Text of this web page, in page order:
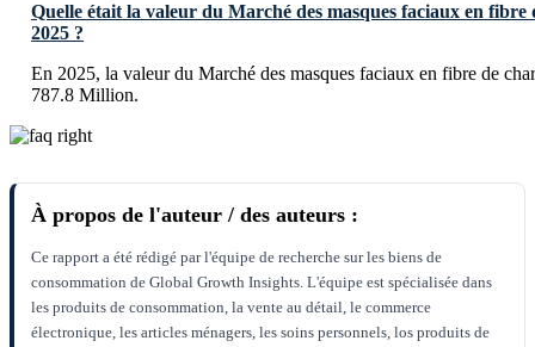
Quelle était la valeur du Marché des masques faciaux en fibre
2025 ?
En 2025, la valeur du Marché des masques faciaux en fibre de
787.8 Million.
À propos de l'auteur / des auteurs :
Ce rapport a été rédigé par l'équipe de recherche sur les biens de
consommation de Global Growth Insights. L'équipe est spécialisée dans
les produits de consommation, la vente au détail, le commerce
électronique, les articles ménagers, les soins personnels, los produits de